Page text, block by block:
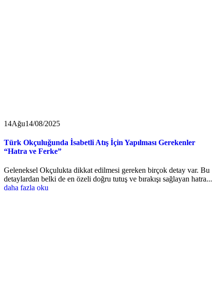
14Ağu14/08/2025
Türk Okçuluğunda İsabetli Atış İçin Yapılması Gerekenler
“Hatra ve Ferke”
Geleneksel Okçulukta dikkat edilmesi gereken birçok detay var. Bu
detaylardan belki de en özeli doğru tutuş ve bırakışı sağlayan hatra...
daha fazla oku